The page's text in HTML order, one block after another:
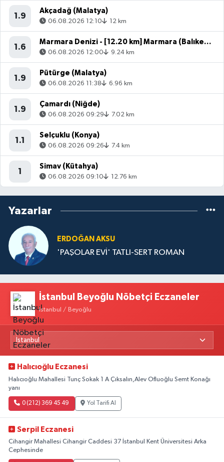
1.9
Akçadağ (Malatya)
06.08.2026 12:10 12 km
1.6
Marmara Denizi - [12.20 km] Marmara (Balıkesir)
06.08.2026 12:00 9.24 km
1.9
Pütürge (Malatya)
06.08.2026 11:38 6.96 km
1.9
Çamardı (Niğde)
06.08.2026 09:29 7.02 km
1.1
Selçuklu (Konya)
06.08.2026 09:26 7.4 km
1
Simav (Kütahya)
06.08.2026 09:10 12.76 km
Yazarlar
ERDOĞAN AKSU
'PAŞOLAR EVİ' TATLI-SERT ROMAN
İstanbul Beyoğlu Nöbetçi Eczaneler
İstanbul / Beyoğlu
Halıcıoğlu Eczanesi
Halıcıoğlu Mahallesi Tunç Sokak 1 A Çıksalın,Alev Ofluoğlu Semt Konağı
yanı
0 (212) 369 45 49 Yol Tarifi Al
Serpil Eczanesi
Cihangir Mahallesi Cihangir Caddesi 37 İstanbul Kent Üniversitesi Arka
Cephesinde